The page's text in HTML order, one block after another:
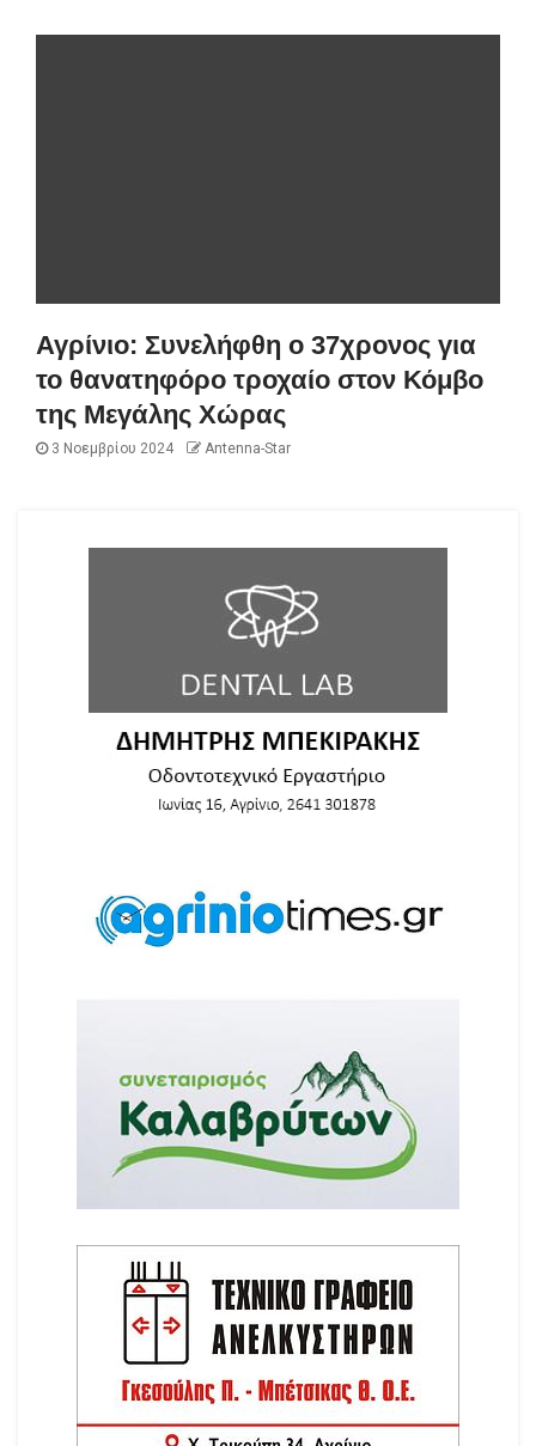
Αγρίνιο: Συνελήφθη ο 37χρονος για
το θανατηφόρο τροχαίο στον Κόμβο
της Μεγάλης Χώρας
3 Νοεμβρίου 2024 Antenna-Star